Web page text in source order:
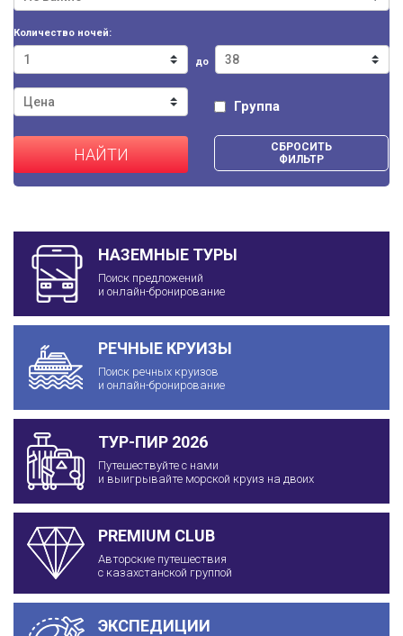
Количество ночей:
до
Группа
НАЙТИ
СБРОСИТЬ
ФИЛЬТР
НАЗЕМНЫЕ ТУРЫ
Поиск предложений
и онлайн-бронирование
РЕЧНЫЕ КРУИЗЫ
Поиск речных круизов
и онлайн-бронирование
ТУР-ПИР 2026
Путешествуйте с нами
и выигрывайте морской круиз на двоих
PREMIUM CLUB
Авторские путешествия
с казахстанской группой
ЭКСПЕДИЦИИ